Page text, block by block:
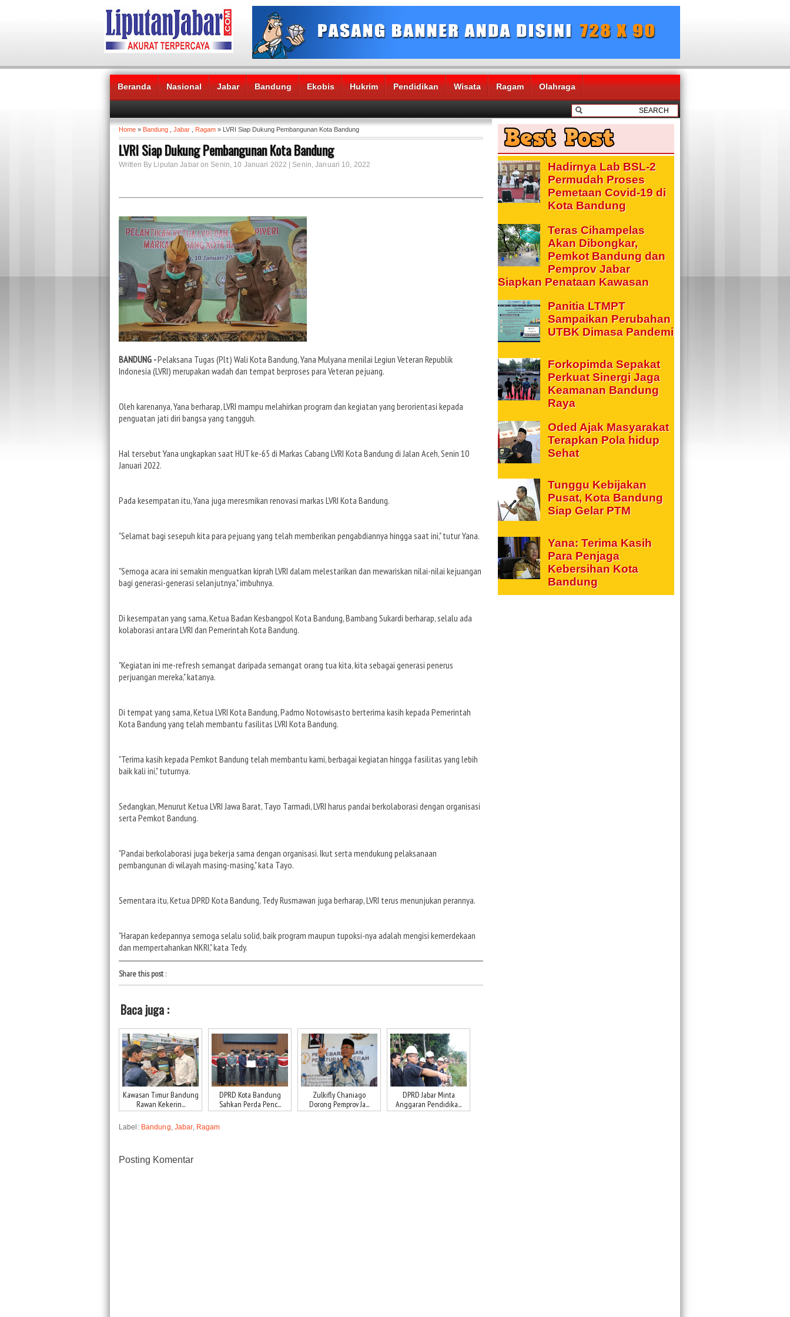
Beranda Nasional Jabar Bandung Ekobis Hukrim Pendidikan Wisata Ragam Olahraga
Headlines News :
Home » Bandung Jabar Ragam » LVRI Siap Dukung Pembangunan Kota Bandung
LVRI Siap Dukung Pembangunan Kota Bandung
Written By Liputan Jabar on Senin, 10 Januari 2022 | Senin, Januari 10, 2022
BANDUNG -Pelaksana Tugas (Plt) Wali Kota Bandung, Yana Mulyana menilai Legiun Veteran Republik
Indonesia (LVRI) merupakan wadah dan tempat berproses para Veteran pejuang.
Oleh karenanya, Yana berharap, LVRI mampu melahirkan program dan kegiatan yang berorientasi kepada
penguatan jati diri bangsa yang tangguh.
Hal tersebut Yana ungkapkan saat HUT ke-65 di Markas Cabang LVRI Kota Bandung di Jalan Aceh, Senin 10
Januari 2022.
Pada kesempatan itu, Yana juga meresmikan renovasi markas LVRI Kota Bandung.
"Selamat bagi sesepuh kita para pejuang yang telah memberikan pengabdiannya hingga saat ini," tutur Yana.
"Semoga acara ini semakin menguatkan kiprah LVRI dalam melestarikan dan mewariskan nilai-nilai kejuangan
bagi generasi-generasi selanjutnya," imbuhnya.
Di kesempatan yang sama, Ketua Badan Kesbangpol Kota Bandung, Bambang Sukardi berharap, selalu ada
kolaborasi antara LVRI dan Pemerintah Kota Bandung.
"Kegiatan ini me-refresh semangat daripada semangat orang tua kita, kita sebagai generasi penerus
perjuangan mereka," katanya.
Di tempat yang sama, Ketua LVRI Kota Bandung, Padmo Notowisasto berterima kasih kepada Pemerintah
Kota Bandung yang telah membantu fasilitas LVRI Kota Bandung.
"Terima kasih kepada Pemkot Bandung telah membantu kami, berbagai kegiatan hingga fasilitas yang lebih
baik kali ini," tuturnya.
Sedangkan, Menurut Ketua LVRI Jawa Barat, Tayo Tarmadi, LVRI harus pandai berkolaborasi dengan organisasi
serta Pemkot Bandung.
"Pandai berkolaborasi juga bekerja sama dengan organisasi. Ikut serta mendukung pelaksanaan
pembangunan di wilayah masing-masing," kata Tayo.
Sementara itu, Ketua DPRD Kota Bandung, Tedy Rusmawan juga berharap, LVRI terus menunjukan perannya.
"Harapan kedepannya semoga selalu solid, baik program maupun tupoksi-nya adalah mengisi kemerdekaan
dan mempertahankan NKRI," kata Tedy.
Share this post:
Baca juga :
Kawasan Timur Bandung
Rawan Kekerin...
DPRD Kota Bandung
Sahkan Perda Penc...
Zulkifly Chaniago
Dorong Pemprov Ja...
DPRD Jabar Minta
Anggaran Pendidika...
Label: Bandung Jabar, Ragam
Posting Komentar
Hadirnya Lab BSL-2
Permudah Proses
Pemetaan Covid-19 di
Kota Bandung
Teras Cihampelas
Akan Dibongkar,
Pemkot Bandung dan
Pemprov Jabar
Siapkan Penataan Kawasan
Panitia LTMPT
Sampaikan Perubahan
UTBK Dimasa Pandemi
Forkopimda Sepakat
Perkuat Sinergi Jaga
Keamanan Bandung
Raya
Oded Ajak Masyarakat
Terapkan Pola hidup
Sehat
Tunggu Kebijakan
Pusat, Kota Bandung
Siap Gelar PTM
Yana: Terima Kasih
Para Penjaga
Kebersihan Kota
Bandung